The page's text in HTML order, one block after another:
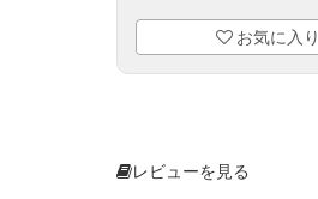
お気に入り
レビューを見る